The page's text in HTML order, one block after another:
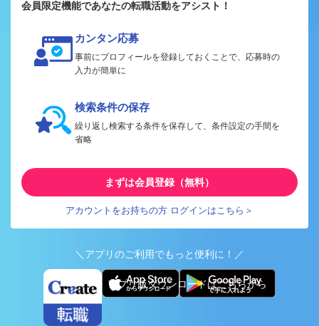
会員限定機能であなたの転職活動をアシスト！
カンタン応募
事前にプロフィールを登録しておくことで、応募時の
入力が簡単に
検索条件の保存
繰り返し検索する条件を保存して、条件設定の手間を
省略
まずは会員登録（無料）
アカウントをお持ちの方 ログインはこちら＞
＼アプリのご利用でもっと便利に！／
アプリ版ダウンロードはこちらから